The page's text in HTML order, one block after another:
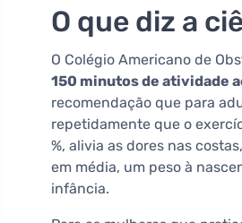
O que diz a
O Colégio Americano de
150 minutos de atividade
recomendação que para
repetidamente que o
%, alivia as dores nas
em média, um peso à
infância.